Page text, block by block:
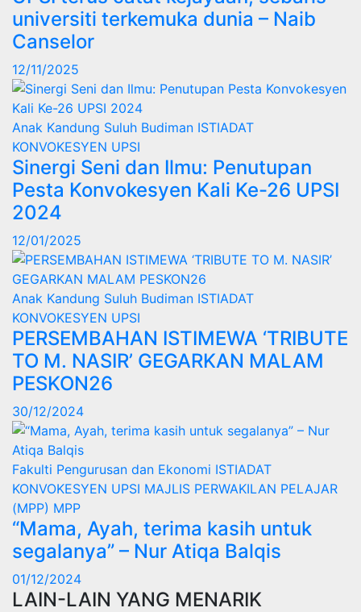
universiti terkemuka dunia – Naib
Canselor
12/11/2025
Anak Kandung Suluh Budiman ISTIADAT
KONVOKESYEN UPSI
Sinergi Seni dan Ilmu: Penutupan
Pesta Konvokesyen Kali Ke-26 UPSI
2024
12/01/2025
Anak Kandung Suluh Budiman ISTIADAT
KONVOKESYEN UPSI
PERSEMBAHAN ISTIMEWA ‘TRIBUTE
TO M. NASIR’ GEGARKAN MALAM
PESKON26
30/12/2024
Fakulti Pengurusan dan Ekonomi ISTIADAT
KONVOKESYEN UPSI MAJLIS PERWAKILAN PELAJAR
(MPP) MPP
“Mama, Ayah, terima kasih untuk
segalanya” – Nur Atiqa Balqis
01/12/2024
LAIN-LAIN YANG MENARIK